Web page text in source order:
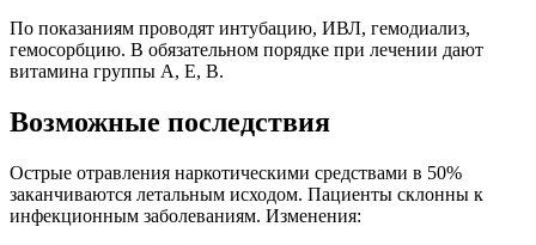
По показаниям проводят интубацию, ИВЛ, гемодиализ,
гемосорбцию. В обязательном порядке при лечении дают
витамина группы А, Е, В.
Возможные последствия
Острые отравления наркотическими средствами в 50%
заканчиваются летальным исходом. Пациенты склонны к
инфекционным заболеваниям. Изменения: